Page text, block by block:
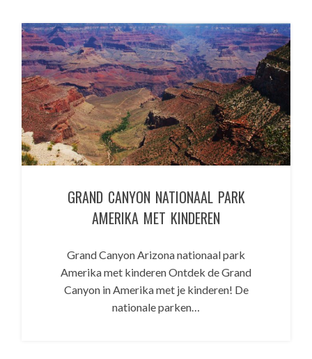
GRAND CANYON NATIONAAL PARK
AMERIKA MET KINDEREN
Grand Canyon Arizona nationaal park
Amerika met kinderen Ontdek de Grand
Canyon in Amerika met je kinderen! De
nationale parken…